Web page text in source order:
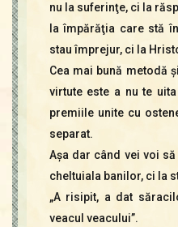
nu la suferinţe, ci la
la împărăţia care stă
stau împrejur, ci la
Cea mai bună metodă
virtute este a nu te
premiile unite cu
separat.
Aşa dar când vei voi
cheltuiala banilor, ci la
„A risipit, a dat
veacul veacului”.